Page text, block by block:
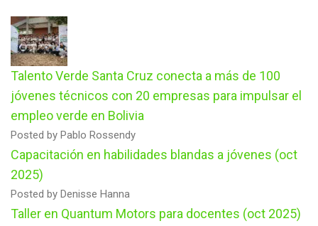
Talento Verde Santa Cruz conecta a más de 100
jóvenes técnicos con 20 empresas para impulsar el
empleo verde en Bolivia
Posted by Pablo Rossendy
Capacitación en habilidades blandas a jóvenes (oct
2025)
Posted by Denisse Hanna
Taller en Quantum Motors para docentes (oct 2025)